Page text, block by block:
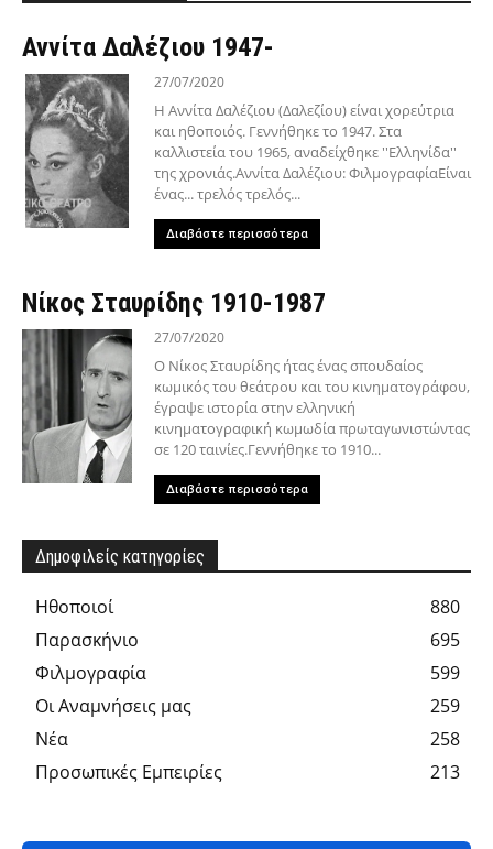
Αννίτα Δαλέζιου 1947-
27/07/2020
Η Αννίτα Δαλέζιου (Δαλεζίου) είναι χορεύτρια
και ηθοποιός. Γεννήθηκε το 1947. Στα
καλλιστεία του 1965, αναδείχθηκε ''Ελληνίδα''
της χρονιάς.Αννίτα Δαλέζιου: ΦιλμογραφίαΕίναι
ένας... τρελός τρελός...
Διαβάστε περισσότερα
Νίκος Σταυρίδης 1910-1987
27/07/2020
Ο Νίκος Σταυρίδης ήτας ένας σπουδαίος
κωμικός του θεάτρου και του κινηματογράφου,
έγραψε ιστορία στην ελληνική
κινηματογραφική κωμωδία πρωταγωνιστώντας
σε 120 ταινίες.Γεννήθηκε το 1910...
Διαβάστε περισσότερα
Δημοφιλείς κατηγορίες
Hθοποιοί
880
Παρασκήνιο
695
Φιλμογραφία
599
Οι Αναμνήσεις μας
259
Νέα
258
Προσωπικές Εμπειρίες
213